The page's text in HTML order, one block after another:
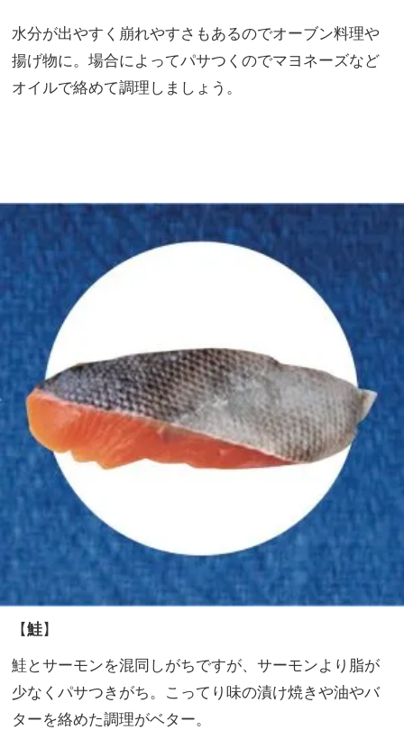
水分が出やすく崩れやすさもあるのでオーブン料理や
揚げ物に。場合によってパサつくのでマヨネーズなど
オイルで絡めて調理しましょう。
【鮭】
鮭とサーモンを混同しがちですが、サーモンより脂が
少なくパサつきがち。こってり味の漬け焼きや油やバ
ターを絡めた調理がベター。